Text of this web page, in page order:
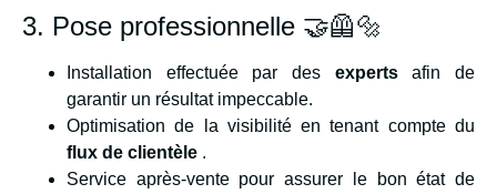
3. Pose professionnelle 🤝🦺🔩
Installation effectuée par des expertsafin de
garantir un résultat impeccable.
Optimisation de la visibilité en tenant compte du
flux de clientèle .
Service après-vente pour assurer le bon état de